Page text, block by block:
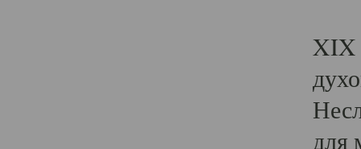
XIX
для